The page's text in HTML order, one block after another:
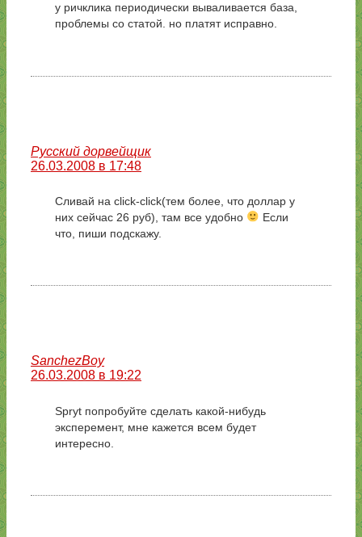
у ричклика периодически вываливается база,
проблемы со статой. но платят исправно.
Русский дорвейщик
26.03.2008 в 17:48
Сливай на click-click(тем более, что доллар у
них сейчас 26 руб), там все удобно
Если
что, пиши подскажу.
SanchezBoy
26.03.2008 в 19:22
Spryt попробуйте сделать какой-нибудь
эксперемент, мне кажется всем будет
интересно.